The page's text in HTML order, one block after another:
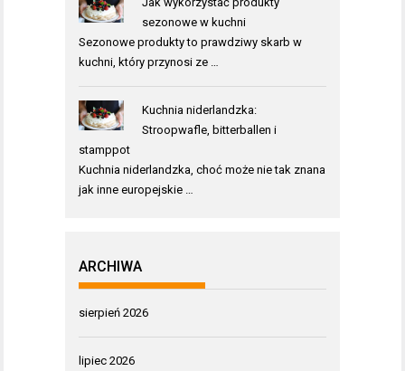
sezonowe w kuchni
Sezonowe produkty to prawdziwy skarb w
kuchni, który przynosi ze …
Kuchnia niderlandzka:
Stroopwafle, bitterballen i
stamppot
Kuchnia niderlandzka, choć może nie tak znana
jak inne europejskie …
ARCHIWA
sierpień 2026
lipiec 2026